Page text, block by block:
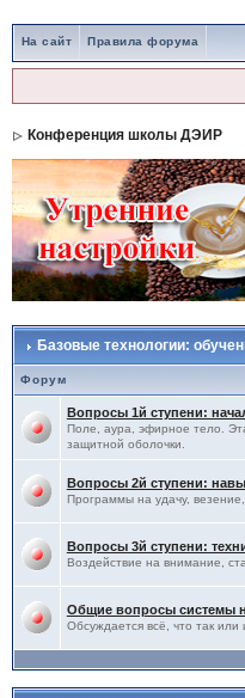
На сайт Правила форума
Конференция школы ДЭИР
Базовые технологии:
Форум
Вопросы 1й ступени:
Поле, аура, эфирное тело.
защитной оболочки.
Вопросы 2й ступени:
Программы на удачу,
Вопросы 3й ступени:
Воздействие на внимание,
Общие вопросы системы
Обсуждается всё, что так